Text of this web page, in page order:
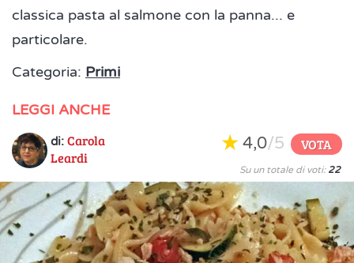
classica pasta al salmone con la panna... e
particolare.
Categoria: Primi
LEGGI ANCHE
di: Carola
Leardi
4,0/5 VOTA
Su un totale di voti: 22